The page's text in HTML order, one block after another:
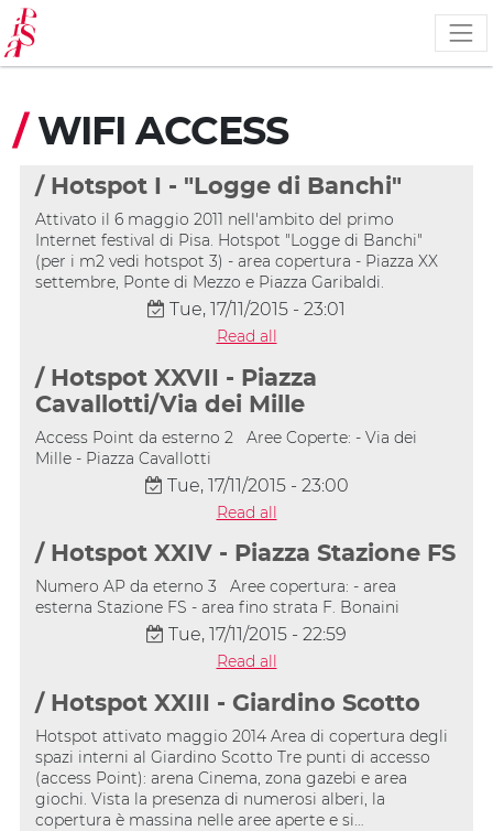
Skip
to
main
content
/ WIFI ACCESS
/ Hotspot I - "Logge di Banchi"
Attivato il 6 maggio 2011 nell'ambito del primo
Internet festival di Pisa. Hotspot "Logge di Banchi"
(per i m2 vedi hotspot 3) - area copertura - Piazza XX
settembre, Ponte di Mezzo e Piazza Garibaldi.
Tue, 17/11/2015 - 23:01
Read all
/ Hotspot XXVII - Piazza
Cavallotti/Via dei Mille
Access Point da esterno 2 Aree Coperte: - Via dei
Mille - Piazza Cavallotti
Tue, 17/11/2015 - 23:00
Read all
/ Hotspot XXIV - Piazza Stazione FS
Numero AP da eterno 3 Aree copertura: - area
esterna Stazione FS - area fino strata F. Bonaini
Tue, 17/11/2015 - 22:59
Read all
/ Hotspot XXIII - Giardino Scotto
Hotspot attivato maggio 2014 Area di copertura degli
spazi interni al Giardino Scotto Tre punti di accesso
(access Point): arena Cinema, zona gazebi e area
giochi. Vista la presenza di numerosi alberi, la
copertura è massina nelle aree aperte e si…